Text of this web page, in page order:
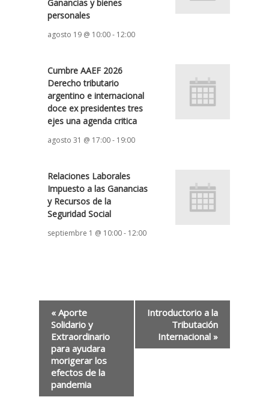
Ganancias y bienes
personales
agosto 19 @ 10:00- 12:00
Cumbre AAEF 2026
Derecho tributario
argentino e internacional
doce ex presidentes tres
ejes una agenda critica
agosto 31 @ 17:00- 19:00
Relaciones Laborales
Impuesto a las Ganancias
y Recursos de la
Seguridad Social
septiembre 1 @ 10:00- 12:00
«Aporte
Solidario y
Extraordinario
para ayudara
morigerar los
efectos de la
pandemia
Introductorio a la
Tributación
Internacional»